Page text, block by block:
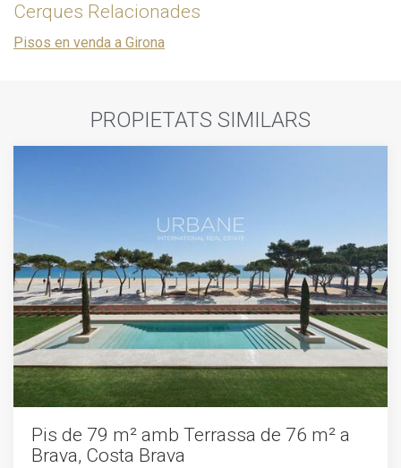
Cerques Relacionades
Pisos en venda a Girona
PROPIETATS SIMILARS
Pis de 79 m² amb Terrassa de 76 m² a
Brava, Costa Brava